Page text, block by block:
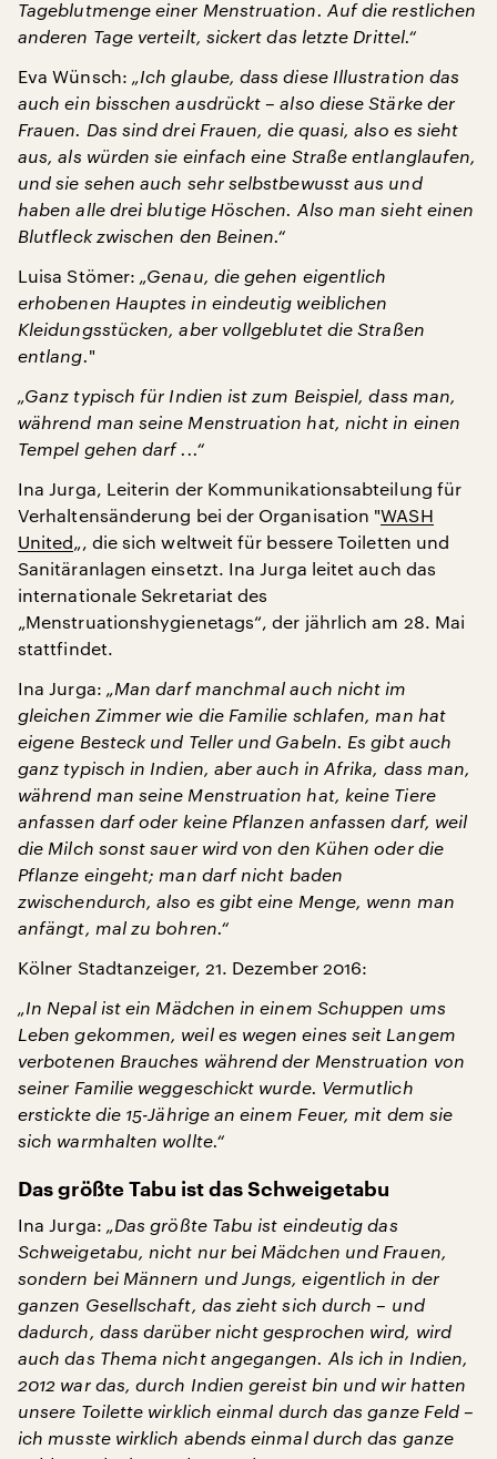
Tageblutmenge einer Menstruation. Auf die restlichen
anderen Tage verteilt, sickert das letzte Drittel.“
Eva Wünsch: „Ich glaube, dass diese Illustration das
auch ein bisschen ausdrückt – also diese Stärke der
Frauen. Das sind drei Frauen, die quasi, also es sieht
aus, als würden sie einfach eine Straße entlanglaufen,
und sie sehen auch sehr selbstbewusst aus und
haben alle drei blutige Höschen. Also man sieht einen
Blutfleck zwischen den Beinen.“
Luisa Stömer: „Genau, die gehen eigentlich
erhobenen Hauptes in eindeutig weiblichen
Kleidungsstücken, aber vollgeblutet die Straßen
entlang."
„Ganz typisch für Indien ist zum Beispiel, dass man,
während man seine Menstruation hat, nicht in einen
Tempel gehen darf ...“
Ina Jurga, Leiterin der Kommunikationsabteilung für
Verhaltensänderung bei der Organisation "WASH
United„, die sich weltweit für bessere Toiletten und
Sanitäranlagen einsetzt. Ina Jurga leitet auch das
internationale Sekretariat des
„Menstruationshygienetags“, der jährlich am 28. Mai
stattfindet.
Ina Jurga: „Man darf manchmal auch nicht im
gleichen Zimmer wie die Familie schlafen, man hat
eigene Besteck und Teller und Gabeln. Es gibt auch
ganz typisch in Indien, aber auch in Afrika, dass man,
während man seine Menstruation hat, keine Tiere
anfassen darf oder keine Pflanzen anfassen darf, weil
die Milch sonst sauer wird von den Kühen oder die
Pflanze eingeht; man darf nicht baden
zwischendurch, also es gibt eine Menge, wenn man
anfängt, mal zu bohren.“
Kölner Stadtanzeiger, 21. Dezember 2016:
„In Nepal ist ein Mädchen in einem Schuppen ums
Leben gekommen, weil es wegen eines seit Langem
verbotenen Brauches während der Menstruation von
seiner Familie weggeschickt wurde. Vermutlich
erstickte die 15-Jährige an einem Feuer, mit dem sie
sich warmhalten wollte.“
Das größte Tabu ist das Schweigetabu
Ina Jurga: „Das größte Tabu ist eindeutig das
Schweigetabu, nicht nur bei Mädchen und Frauen,
sondern bei Männern und Jungs, eigentlich in der
ganzen Gesellschaft, das zieht sich durch – und
dadurch, dass darüber nicht gesprochen wird, wird
auch das Thema nicht angegangen. Als ich in Indien,
2012 war das, durch Indien gereist bin und wir hatten
unsere Toilette wirklich einmal durch das ganze Feld –
ich musste wirklich abends einmal durch das ganze